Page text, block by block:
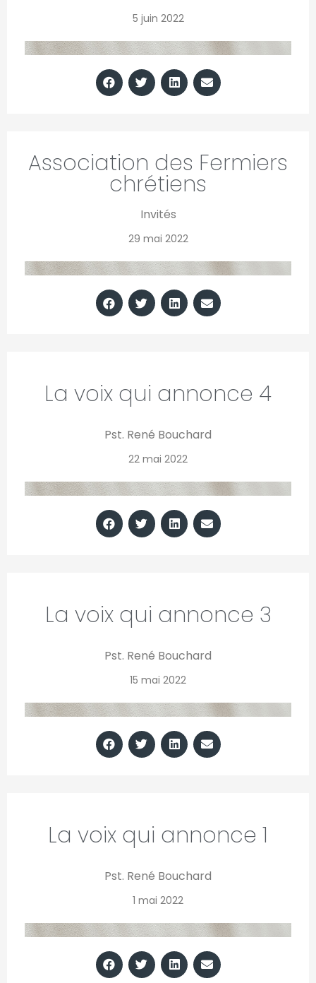
5 juin 2022
Association des Fermiers
chrétiens
Invités
29 mai 2022
La voix qui annonce 4
Pst. René Bouchard
22 mai 2022
La voix qui annonce 3
Pst. René Bouchard
15 mai 2022
La voix qui annonce 1
Pst. René Bouchard
1 mai 2022